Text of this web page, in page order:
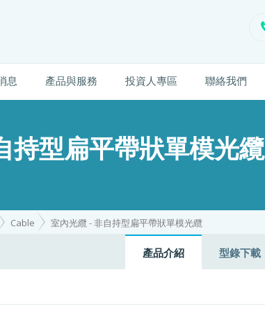
息 產品與服務 投資人專區 聯絡我們
持型扁平帶狀單模光纜
Cable 室內光纜 - 非自持型扁平帶狀單模光纜
產品介紹 型錄下載